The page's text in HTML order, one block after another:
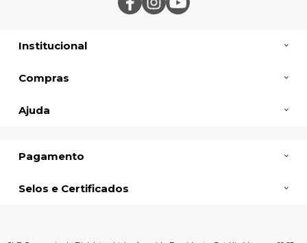
Institucional
Compras
Ajuda
Pagamento
Selos e Certificados